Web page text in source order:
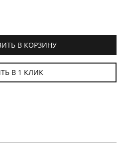
В КОРЗИНУ
В 1 КЛИК